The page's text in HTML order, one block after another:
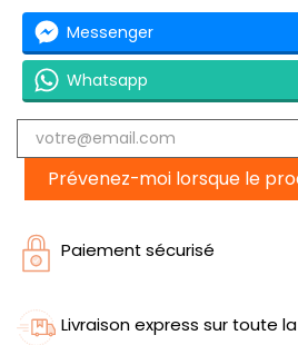
Messenger
Whatsapp
Prévenez-moi lorsque le
Paiement sécurisé
Livraison express sur toute